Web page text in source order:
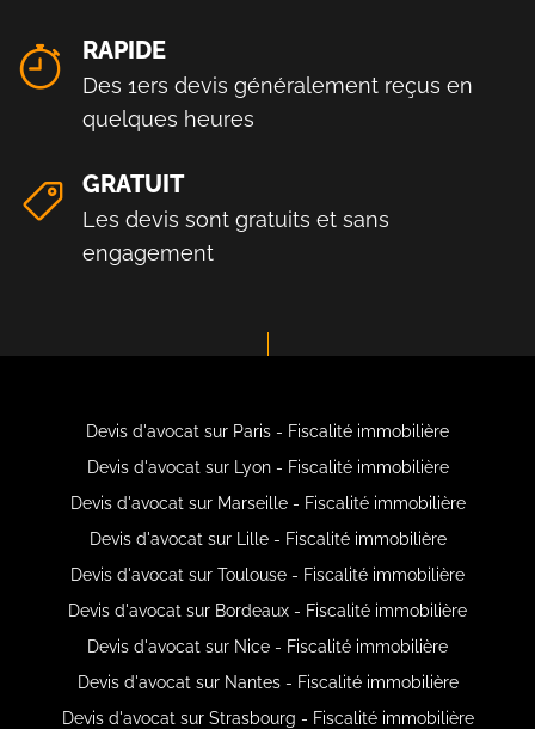
RAPIDE
Des 1ers devis généralement reçus en
quelques heures
GRATUIT
Les devis sont gratuits et sans
engagement
Devis d'avocat sur Paris - Fiscalité immobilière
Devis d'avocat sur Lyon - Fiscalité immobilière
Devis d'avocat sur Marseille - Fiscalité immobilière
Devis d'avocat sur Lille - Fiscalité immobilière
Devis d'avocat sur Toulouse - Fiscalité immobilière
Devis d'avocat sur Bordeaux - Fiscalité immobilière
Devis d'avocat sur Nice - Fiscalité immobilière
Devis d'avocat sur Nantes - Fiscalité immobilière
Devis d'avocat sur Strasbourg - Fiscalité immobilière